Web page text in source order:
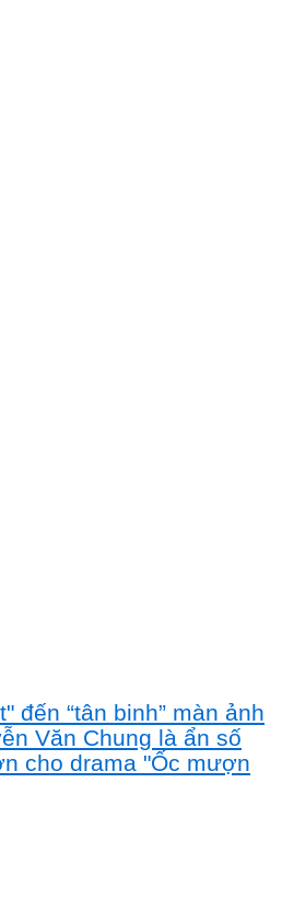
đến “tân binh” màn ảnh
Văn Chung là ẩn số
cho drama "Ốc mượn